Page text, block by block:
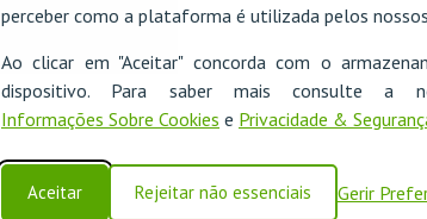
perceber como a plataforma é utilizada pelos
Ao clicar em "Aceitar" concorda com o
dispositivo. Para saber mais consulte a
Informações Sobre Cookies e Privacidade &
Aceitar Rejeitar não essenciais Gerir